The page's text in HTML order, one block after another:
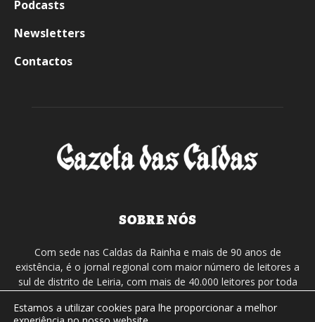
Podcasts
Newsletters
Contactos
SOBRE NÓS
Com sede nas Caldas da Rainha e mais de 90 anos de
existência, é o jornal regional com maior número de leitores a
sul de distrito de Leiria, com mais de 40.000 leitores por toda
Continental e assinatura online.
Estamos a utilizar cookies para lhe proporcionar a melhor